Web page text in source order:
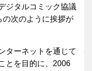
ジタルコミック協議
の次のように挨拶が
ターネットを通じて
とを目的に、2006